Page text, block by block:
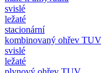
svislé
ležaté
stacionární
kombinovaný ohřev TUV
svislé
ležaté